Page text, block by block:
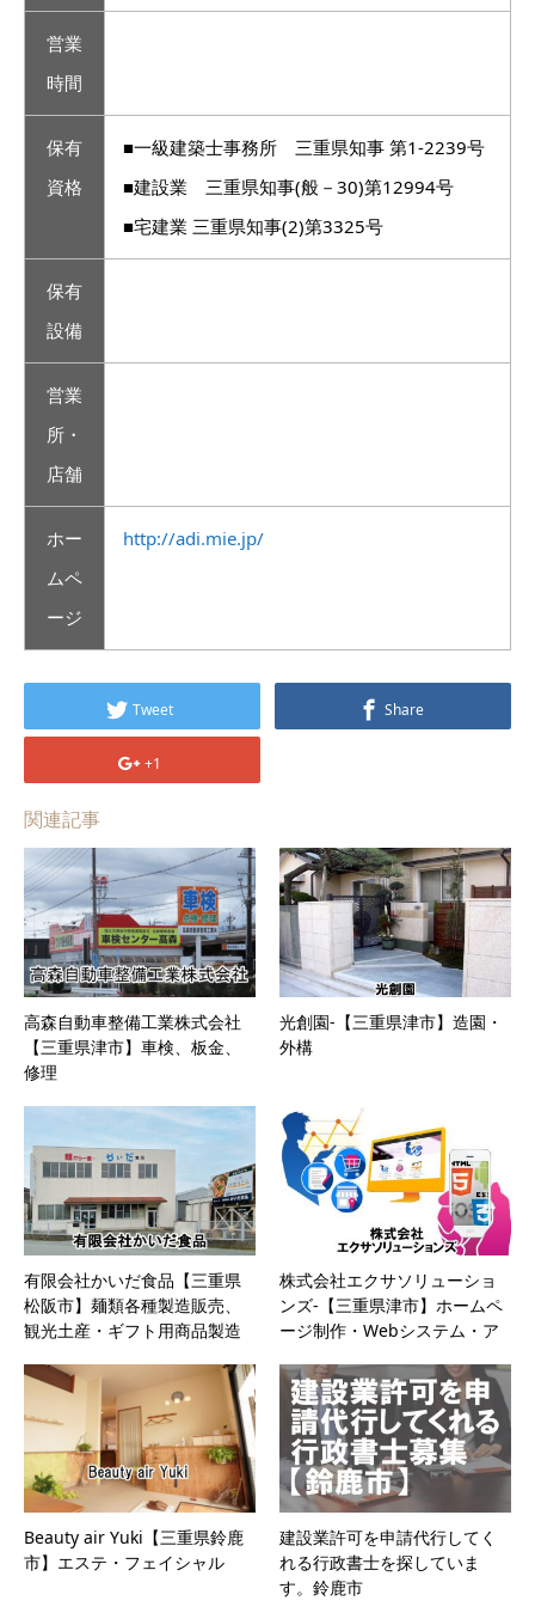
営業
時間
保有
資格
■一級建築士事務所 三重県知事 第1-2239号
■建設業 三重県知事(般－30)第12994号
■宅建業 三重県知事(2)第3325号
保有
設備
営業
所・
店舗
ホー
ムペ
ージ
http://adi.mie.jp/
Tweet Share
+1
関連記事
高森自動車整備工業株式会社
【三重県津市】車検、板金、
修理
光創園-【三重県津市】造園・
外構
有限会社かいだ食品【三重県
松阪市】麺類各種製造販売、
観光土産・ギフト用商品製造
株式会社エクサソリューショ
ンズ-【三重県津市】ホームペ
ージ制作・Webシステム・ア
Beauty air Yuki【三重県鈴鹿
市】エステ・フェイシャル
建設業許可を申請代行してく
れる行政書士を探していま
す。鈴鹿市